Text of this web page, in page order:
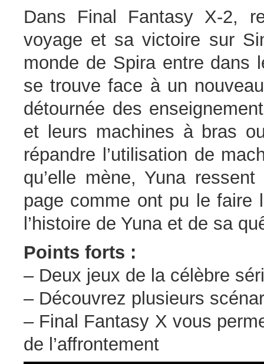
Dans Final Fantasy X-2,
voyage et sa victoire sur
monde de Spira entre dans
se trouve face à un
détournée des
et leurs machines à bras
répandre l’utilisation de
qu’elle mène, Yuna
page comme ont pu le faire
l’histoire de Yuna et de sa
Points forts :
– Deux jeux de la célèbre
– Découvrez plusieurs
– Final Fantasy X vous
de l’affrontement